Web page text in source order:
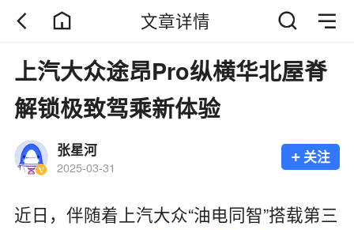
文章详情
上汽大众途昂Pro纵横华北屋脊
解锁极致驾乘新体验
张星河
2025-03-31
+ 关注
近日，伴随着上汽大众“油电同智”搭载第三